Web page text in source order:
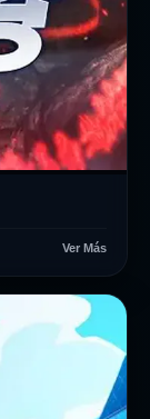
Ver Más